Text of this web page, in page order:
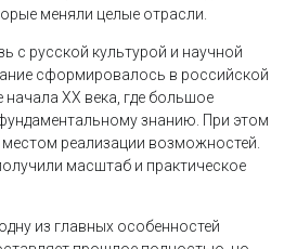
меняли целые отрасли.
с русской культурой и научной
сформировалось в российской
начала XX века, где большое
знанию. При этом
реализации возможностей.
масштаб и практическое
из главных особенностей